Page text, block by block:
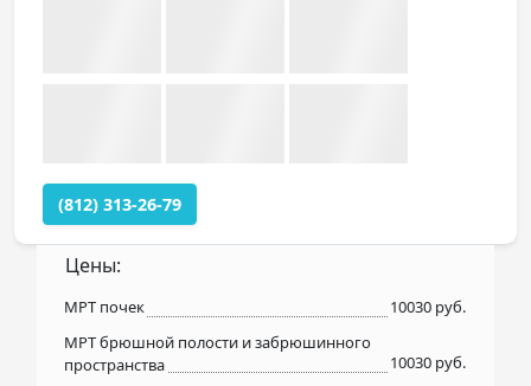
(812) 313-26-79
Цены:
МРТ почек
10030 руб.
МРТ брюшной полости и забрюшинного
пространства
10030 руб.